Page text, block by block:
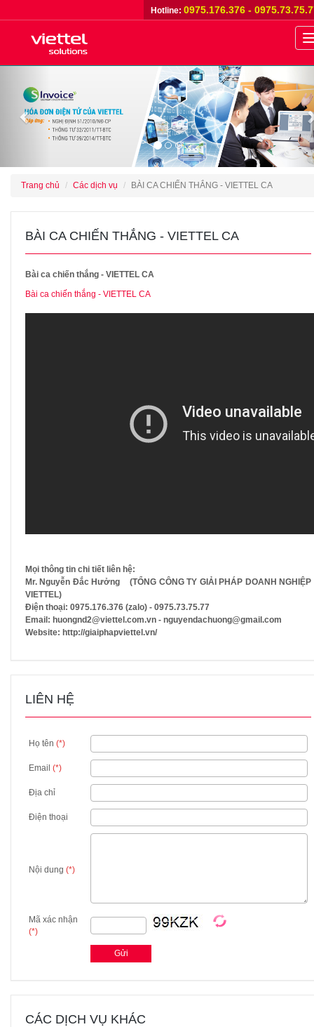
Hotline: 0975.176.376 -
Trang chủ Các dịch vụ BÀI CA CHIẾN THẮNG - VIETTEL CA
BÀI CA CHIẾN THẮNG - VIETTEL CA
Bài ca chiến thắng - VIETTEL CA
Bài ca chiến thắng - VIETTEL CA
Mọi thông tin chi tiết liên hệ:
Mr. Nguyễn Đắc Hưởng (TỔNG CÔNG TY GIẢI PHÁP DOANH NGHIỆP
VIETTEL)
Điện thoại: 0975.176.376 (zalo) - 0975.73.75.77
Email: huongnd2@viettel.com.vn - nguyendachuong@gmail.com
Website: http://giaiphapviettel.vn/
LIÊN HỆ
Họ tên (*)
Email (*)
Địa chỉ
Điện thoại
Nội dung (*)
Mã xác nhận
(*)
CÁC DỊCH VỤ KHÁC